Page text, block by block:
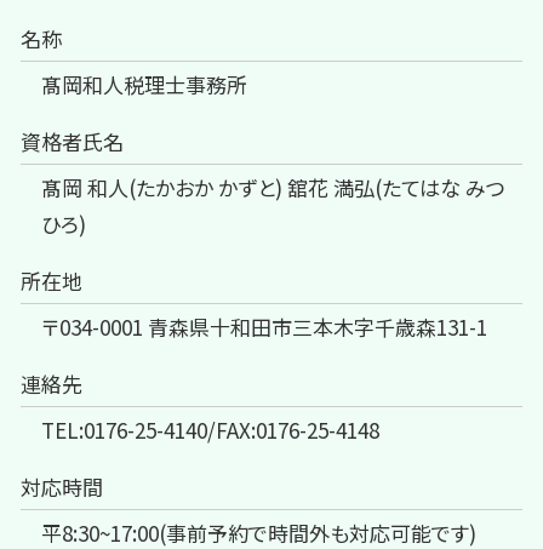
名称
髙岡和人税理士事務所
資格者氏名
髙岡 和人(たかおか かずと) 舘花 満弘(たてはな みつ
ひろ)
所在地
〒034-0001 青森県十和田市三本木字千歳森131-1
連絡先
TEL:0176-25-4140/FAX:0176-25-4148
対応時間
平8:30~17:00(事前予約で時間外も対応可能です)